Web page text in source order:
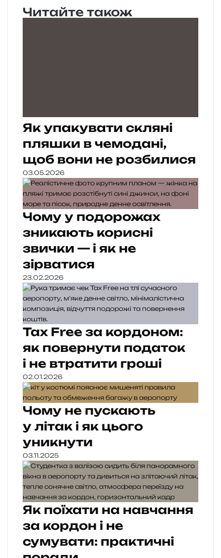
Читайте також
Як упакувати скляні
пляшки в чемодані,
щоб вони не розбилися
03.05.2026
Чому у подорожах
зникають корисні
звички — і як не
зірватися
23.02.2026
Tax Free за кордоном:
як повернути податок
і не втратити гроші
02.01.2026
Чому не пускають
у літак і як цього
уникнути
03.11.2025
Як поїхати на навчання
за кордон і не
сумувати: практичні